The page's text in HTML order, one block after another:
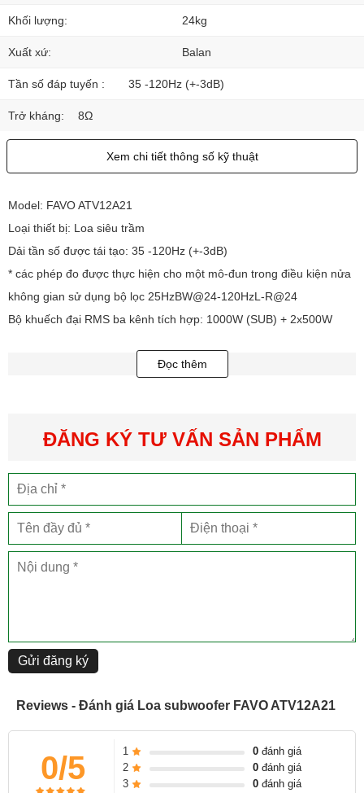
Khối lượng: 24kg
Xuất xứ: Balan
Tần số đáp tuyến : 35 -120Hz (+-3dB)
Trở kháng: 8Ω
Xem chi tiết thông số kỹ thuật
Model: FAVO ATV12A21
Loại thiết bị: Loa siêu trầm
Dải tần số được tái tạo: 35 -120Hz (+-3dB)
* các phép đo được thực hiện cho một mô-đun trong điều kiện nửa
không gian sử dụng bộ lọc 25HzBW@24-120HzL-R@24
Bộ khuếch đại RMS ba kênh tích hợp: 1000W (SUB) + 2x500W
Tính định hướng: Đa hướng hoặc cardioid. Phụ thuộc vào số lượng
Trở kháng: 8Ω
Đọc thêm
ĐĂNG KÝ TƯ VẤN SẢN PHẨM
Gửi đăng ký
Reviews - Đánh giá Loa subwoofer FAVO ATV12A21
0/5 1 0đánh giá
2
0đánh giá
3
0đánh giá